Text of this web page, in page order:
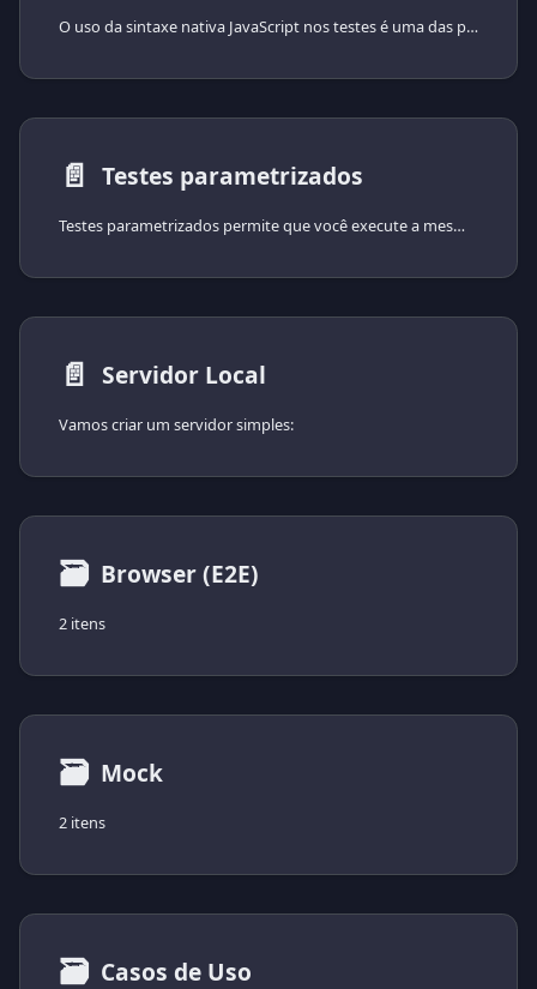
O uso da sintaxe nativa JavaScript nos testes é uma das principais diferenças entre o Poku e outros executores de testes, o que possibilita seu uso em várias plataformas.
📄️ Testes parametrizados
Testes parametrizados permite que você execute a mesma lógica de teste com diferentes entradas e resultados esperados. Isso ajuda a testar em vários cenários sem escrever testes repetitivos.
📄️ Servidor Local
Vamos criar um servidor simples:
🗃 Browser (E2E)
2 itens
🗃 Mock
2 itens
🗃 Casos de Uso